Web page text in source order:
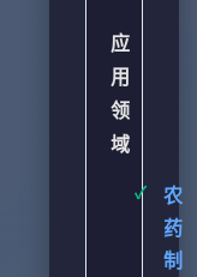
应
用
领
域
农
药
制